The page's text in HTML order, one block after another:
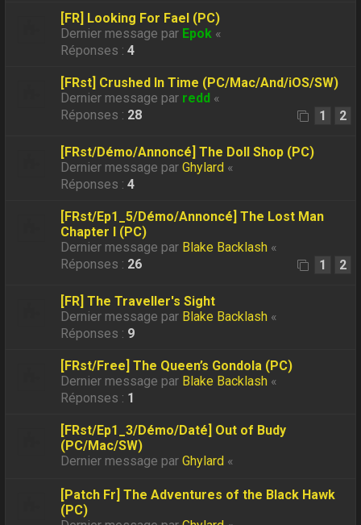
[FR] Looking For Fael (PC)
Dernier message par Epok «
Réponses :4
[FRst] Crushed In Time (PC/Mac/And/iOS/SW)
Dernier message par redd «
Réponses : 28 1 2
[FRst/Démo/Annoncé] The Doll Shop (PC)
Dernier message parGhylard «
Réponses :4
[FRst/Ep1_5/Démo/Annoncé] The Lost Man
Chapter I (PC)
Dernier message par Blake Backlash «
Réponses : 26 1 2
[FR] The Traveller's Sight
Dernier message par Blake Backlash «
Réponses : 9
[FRst/Free] The Queen’s Gondola (PC)
Dernier message par Blake Backlash «
Réponses : 1
[FRst/Ep1_3/Démo/Daté] Out of Budy
(PC/Mac/SW)
Dernier message parGhylard «
[Patch Fr] The Adventures of the Black Hawk
(PC)